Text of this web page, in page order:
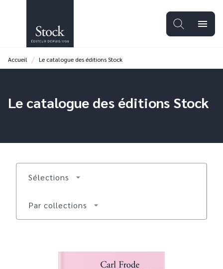
PIED DE PAGE
menu
Accueil / Le catalogue des éditions Stock
Le catalogue des éditions Stock
Sélections arrow_drop_down
Par collections arrow_drop_down